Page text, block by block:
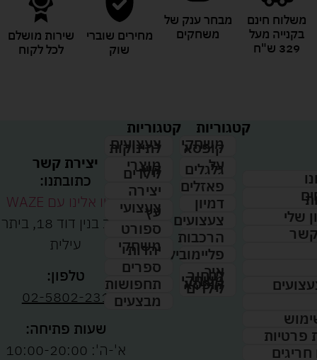
משלוח חינם
בקנייה מעל
329 ש"ח
מבחר ענק של
משחקים
מחירים שוברי
שוק
שירות מושלם
לכל לקוח
שלי
קשר
פרטיות
חריגים
קטגוריות
משחקי
קופסא
על
גלגלים
פאזלים
דמיון
צעצועים
הרכבות
פליימוביל
איך
לבחור
משחקי
קופסא
לילדים
קטגוריות
צעצועים
לתינוקות
מוצרי
קיץ
לילדים
יצירה
צעצועי
עץ
ספורט
משחקי
יהדות
ספרים
תחפושות
מבצעים
יצירת קשר
כתובתנו:
נווטו אלינו עם WAZE
רחוב בנין דוד 18, ביתר
עילית
טלפון:
02-5802-231
שעות פתיחה:
א'-ה': 10:00-20:00